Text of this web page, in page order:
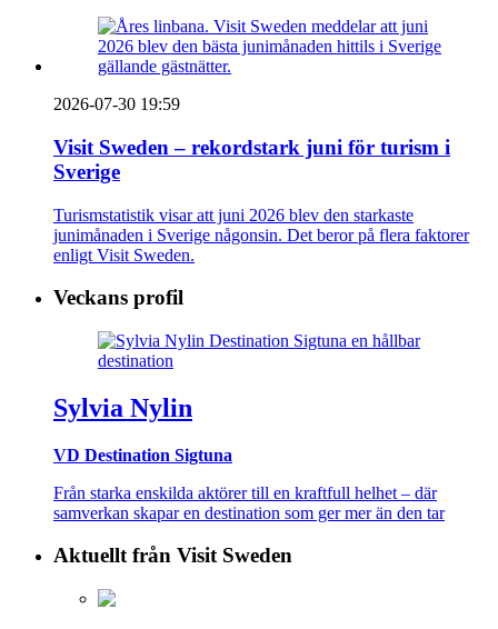
2026-07-30 19:59
Visit Sweden – rekordstark juni för turism i
Sverige
Turismstatistik visar att juni 2026 blev den starkaste
junimånaden i Sverige någonsin. Det beror på flera faktorer
enligt Visit Sweden.
Veckans profil
Sylvia Nylin
VD Destination Sigtuna
Från starka enskilda aktörer till en kraftfull helhet – där
samverkan skapar en destination som ger mer än den tar
Aktuellt från Visit Sweden